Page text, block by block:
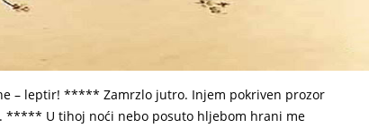
– leptir! ***** Zamrzlo jutro. Injem pokriven prozor
***** U tihoj noći nebo posuto hljebom hrani me